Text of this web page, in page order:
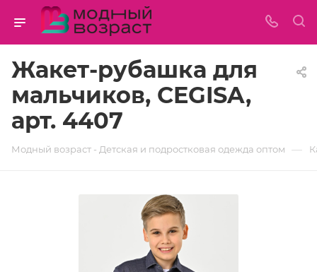
Жакет-рубашка для
мальчиков, CEGISA,
арт. 4407
Модный возраст - Детская и подростковая одежда оптом —